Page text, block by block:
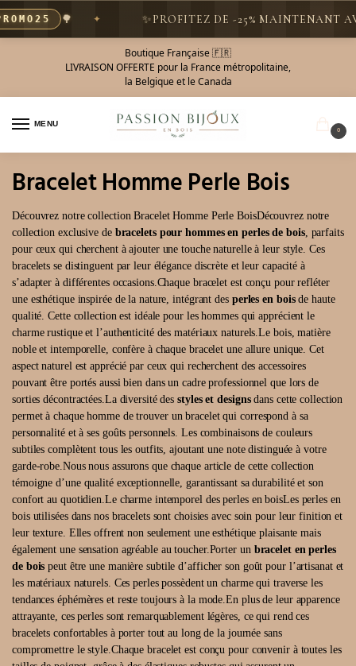
🌳 PROFITEZ DE -25% MAINTENANT AVEC
Boutique Française 🇫🇷
LIVRAISON OFFERTE pour la France métropolitaine,
la Belgique et le Canada
MENU
0
Bracelet Homme Perle Bois
Découvrez notre collection Bracelet Homme Perle BoisDécouvrez notre
collection exclusive de bracelets pour hommes en perles de bois, parfaits
pour ceux qui cherchent à ajouter une touche naturelle à leur style. Ces
bracelets se distinguent par leur élégance discrète et leur capacité à
s’adapter à différentes occasions.Chaque bracelet est conçu pour refléter
une esthétique inspirée de la nature, intégrant des perles en boisde haute
qualité. Cette collection est idéale pour les hommes qui apprécient le
charme rustique et l’authenticité des matériaux naturels.Le bois, matière
noble et intemporelle, confère à chaque bracelet une allure unique. Cet
aspect naturel est apprécié par ceux qui recherchent des accessoires
pouvant être portés aussi bien dans un cadre professionnel que lors de
sorties décontractées.La diversité desstyles et designsdans cette collection
permet à chaque homme de trouver un bracelet qui correspond à sa
personnalité et à ses goûts personnels. Les combinaisons de couleurs
subtiles complètent tous les outfits, ajoutant une note distinguée à votre
garde-robe.Nous nous assurons que chaque article de cette collection
témoigne d’une qualité exceptionnelle, garantissant sa durabilité et son
confort au quotidien.Le charme intemporel des perles en boisLes perles en
bois utilisées dans nos bracelets sont choisies avec soin pour leur finition et
leur texture. Elles offrent non seulement une esthétique plaisante mais
également une sensation agréable au toucher.Porter un bracelet en perles
de bois peut être une manière subtile d’afficher son goût pour l’artisanat et
les matériaux naturels. Ces perles possèdent un charme qui traverse les
tendances éphémères et reste toujours à la mode.En plus de leur apparence
attrayante, ces perles sont remarquablement légères, ce qui rend ces
bracelets confortables à porter tout au long de la journée sans
compromettre le style.Chaque bracelet est conçu pour convenir à toutes les